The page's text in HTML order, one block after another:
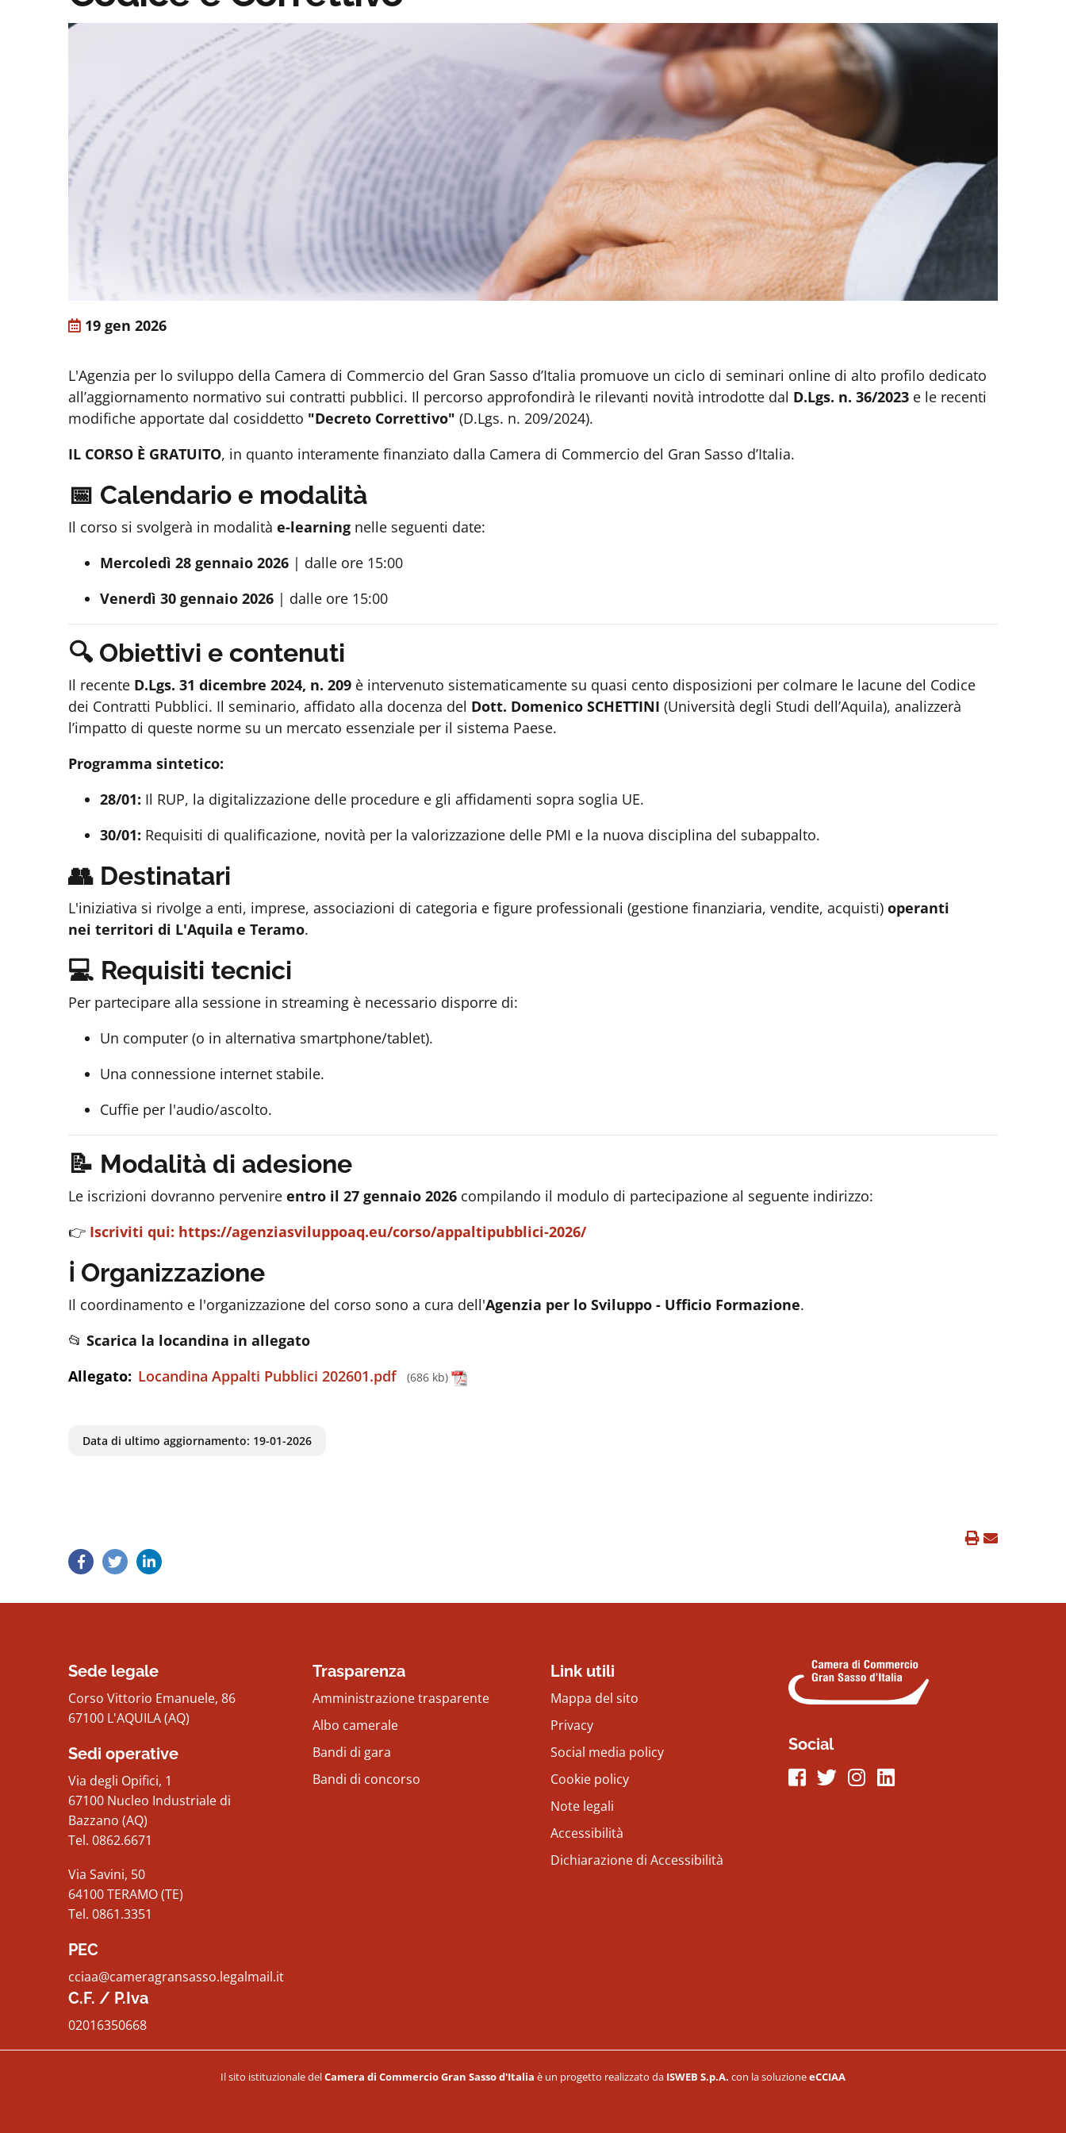
19 gen 2026
L'Agenzia per lo sviluppo della Camera di Commercio del Gran Sasso d’Italia promuove un ciclo di seminari online di alto profilo dedicato
all’aggiornamento normativo sui contratti pubblici. Il percorso approfondirà le rilevanti novità introdotte dal D.Lgs. n. 36/2023 e le recenti
modifiche apportate dal cosiddetto "Decreto Correttivo" (D.Lgs. n. 209/2024).
IL CORSO È GRATUITO, in quanto interamente finanziato dalla Camera di Commercio del Gran Sasso d’Italia.
📅 Calendario e modalità
Il corso si svolgerà in modalità e-learning nelle seguenti date:
Mercoledì 28 gennaio 2026 | dalle ore 15:00
Venerdì 30 gennaio 2026 | dalle ore 15:00
🔍 Obiettivi e contenuti
Il recente D.Lgs. 31 dicembre 2024, n. 209 è intervenuto sistematicamente su quasi cento disposizioni per colmare le lacune del Codice
dei Contratti Pubblici. Il seminario, affidato alla docenza del Dott. Domenico SCHETTINI (Università degli Studi dell’Aquila), analizzerà
l’impatto di queste norme su un mercato essenziale per il sistema Paese.
Programma sintetico:
28/01: Il RUP, la digitalizzazione delle procedure e gli affidamenti sopra soglia UE.
30/01: Requisiti di qualificazione, novità per la valorizzazione delle PMI e la nuova disciplina del subappalto.
👥 Destinatari
L'iniziativa si rivolge a enti, imprese, associazioni di categoria e figure professionali (gestione finanziaria, vendite, acquisti) operanti
nei territori di L'Aquila e Teramo.
💻 Requisiti tecnici
Per partecipare alla sessione in streaming è necessario disporre di:
Un computer (o in alternativa smartphone/tablet).
Una connessione internet stabile.
Cuffie per l'audio/ascolto.
📝 Modalità di adesione
Le iscrizioni dovranno pervenire entro il 27 gennaio 2026 compilando il modulo di partecipazione al seguente indirizzo:
👉 Iscriviti qui: https://agenziasviluppoaq.eu/corso/appaltipubblici-2026/
ℹ️ Organizzazione
Il coordinamento e l'organizzazione del corso sono a cura dell'Agenzia per lo Sviluppo - Ufficio Formazione.
📂 Scarica la locandina in allegato
Allegato: Locandina Appalti Pubblici 202601.pdf (686 kb)
Data di ultimo aggiornamento: 19-01-2026
Sede legale
Corso Vittorio Emanuele, 86
67100 L'AQUILA (AQ)
Sedi operative
Via degli Opifici, 1
67100 Nucleo Industriale di
Bazzano (AQ)
Tel. 0862.6671
Via Savini, 50
64100 TERAMO (TE)
Tel. 0861.3351
PEC
cciaa@cameragransasso.legalmail.it
C.F. / P.Iva
02016350668
Trasparenza
Amministrazione trasparente
Albo camerale
Bandi di gara
Bandi di concorso
Link utili
Mappa del sito
Privacy
Social media policy
Cookie policy
Note legali
Accessibilità
Dichiarazione di Accessibilità
Social
Seguici su Facebook
Seguici su Twitter
Seguici su Instagram
Seguici su LinkeIn
Il sito istituzionale delCamera di Commercio Gran Sasso d'Italia è un progetto realizzato da ISWEB S.p.A. con la soluzioneeCCIAA